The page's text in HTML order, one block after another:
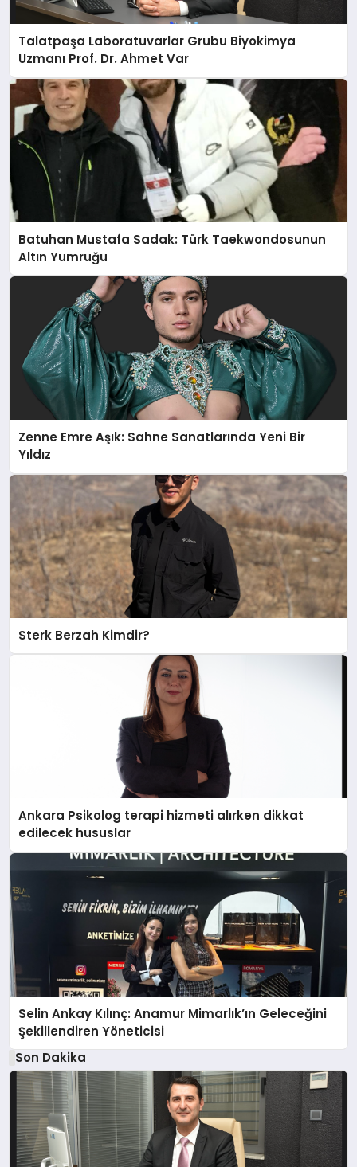
Talatpaşa Laboratuvarlar Grubu Biyokimya
Uzmanı Prof. Dr. Ahmet Var
Batuhan Mustafa Sadak: Türk Taekwondosunun
Altın Yumruğu
Zenne Emre Aşık: Sahne Sanatlarında Yeni Bir
Yıldız
Sterk Berzah Kimdir?
Ankara Psikolog terapi hizmeti alırken dikkat
edilecek hususlar
Selin Ankay Kılınç: Anamur Mimarlık’ın Geleceğini
Şekillendiren Yöneticisi
Son Dakika